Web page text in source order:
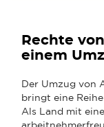
Rechte
einem
Der Umzug von
bringt eine
Als Land mit